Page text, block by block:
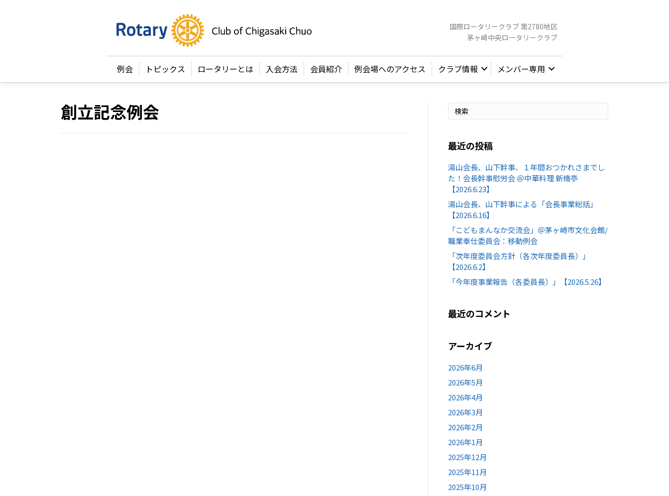
国際ロータリークラブ 第2780地区
茅ヶ崎中央ロータリークラブ
例会 トピックス ロータリーとは 入会方法 会員紹介 例会場へのアクセス クラブ情報 メンバー専用
創立記念例会
最近の投稿
湯山会長、山下幹事、１年間おつかれさまでし
た！会長幹事慰労会 ＠中華料理 新橋亭
【2026.6.23】
湯山会長、山下幹事による「会長事業総括」
【2026.6.16】
「こどもまんなか交流会」＠茅ヶ崎市文化会館/
職業奉仕委員会：移動例会
「次年度委員会方針（各次年度委員長）」
【2026.6.2】
「今年度事業報告（各委員長）」【2026.5.26】
最近のコメント
アーカイブ
2026年6月
2026年5月
2026年4月
2026年3月
2026年2月
2026年1月
2025年12月
2025年11月
2025年10月